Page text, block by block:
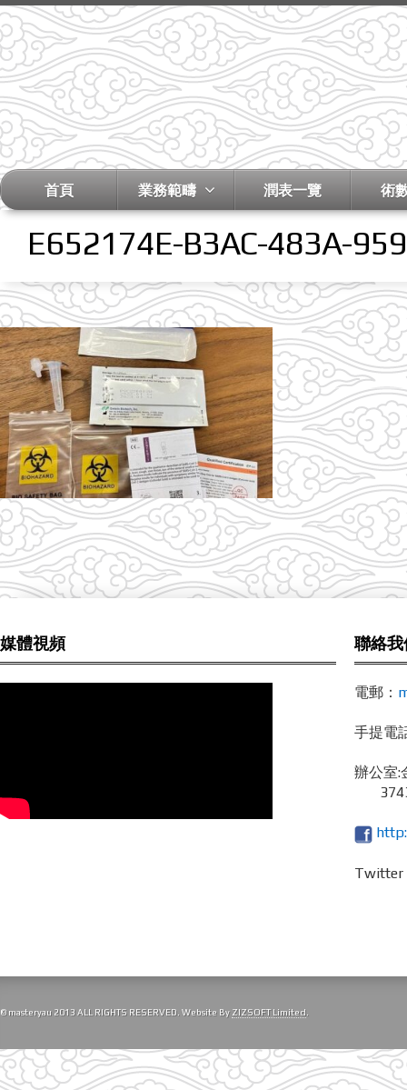
首頁 業務範疇 潤表一覽 術
E652174E-B3AC-483A-
媒體視頻 聯絡我
電郵：
手提電
辦公室:
© masteryau 2013 ALL RIGHTS RESERVED. Website By ZIZSOFT Limited